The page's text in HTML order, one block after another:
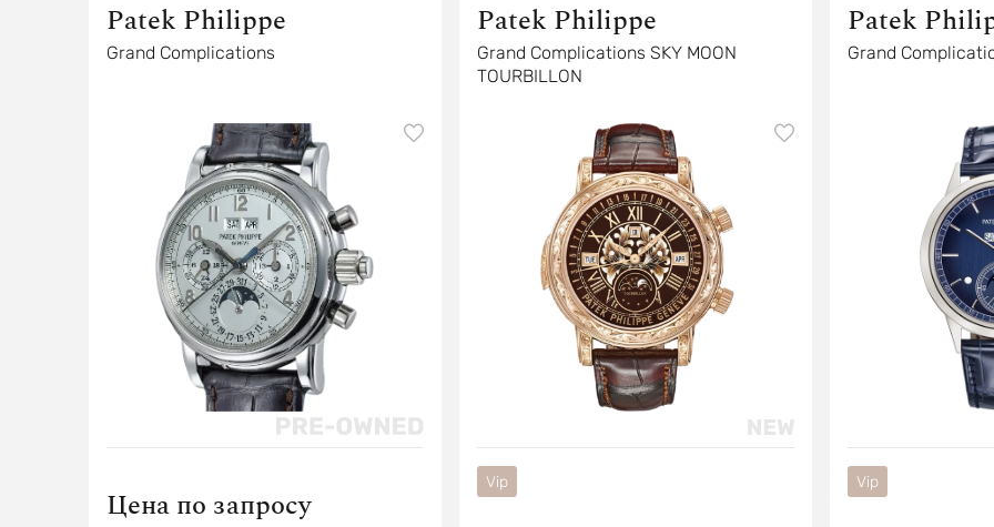
Patek Philippe
Grand Complications
Цена по запросу
Patek Philippe
Grand Complications SKY MOON
TOURBILLON
Vip
Patek
Grand
Vip